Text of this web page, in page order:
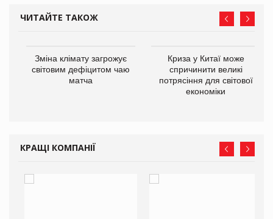
ЧИТАЙТЕ ТАКОЖ
Зміна клімату загрожує
світовим дефіцитом чаю
матча
Криза у Китаї може
спричинити великі
потрясіння для світової
економіки
КРАЩІ КОМПАНІЇ